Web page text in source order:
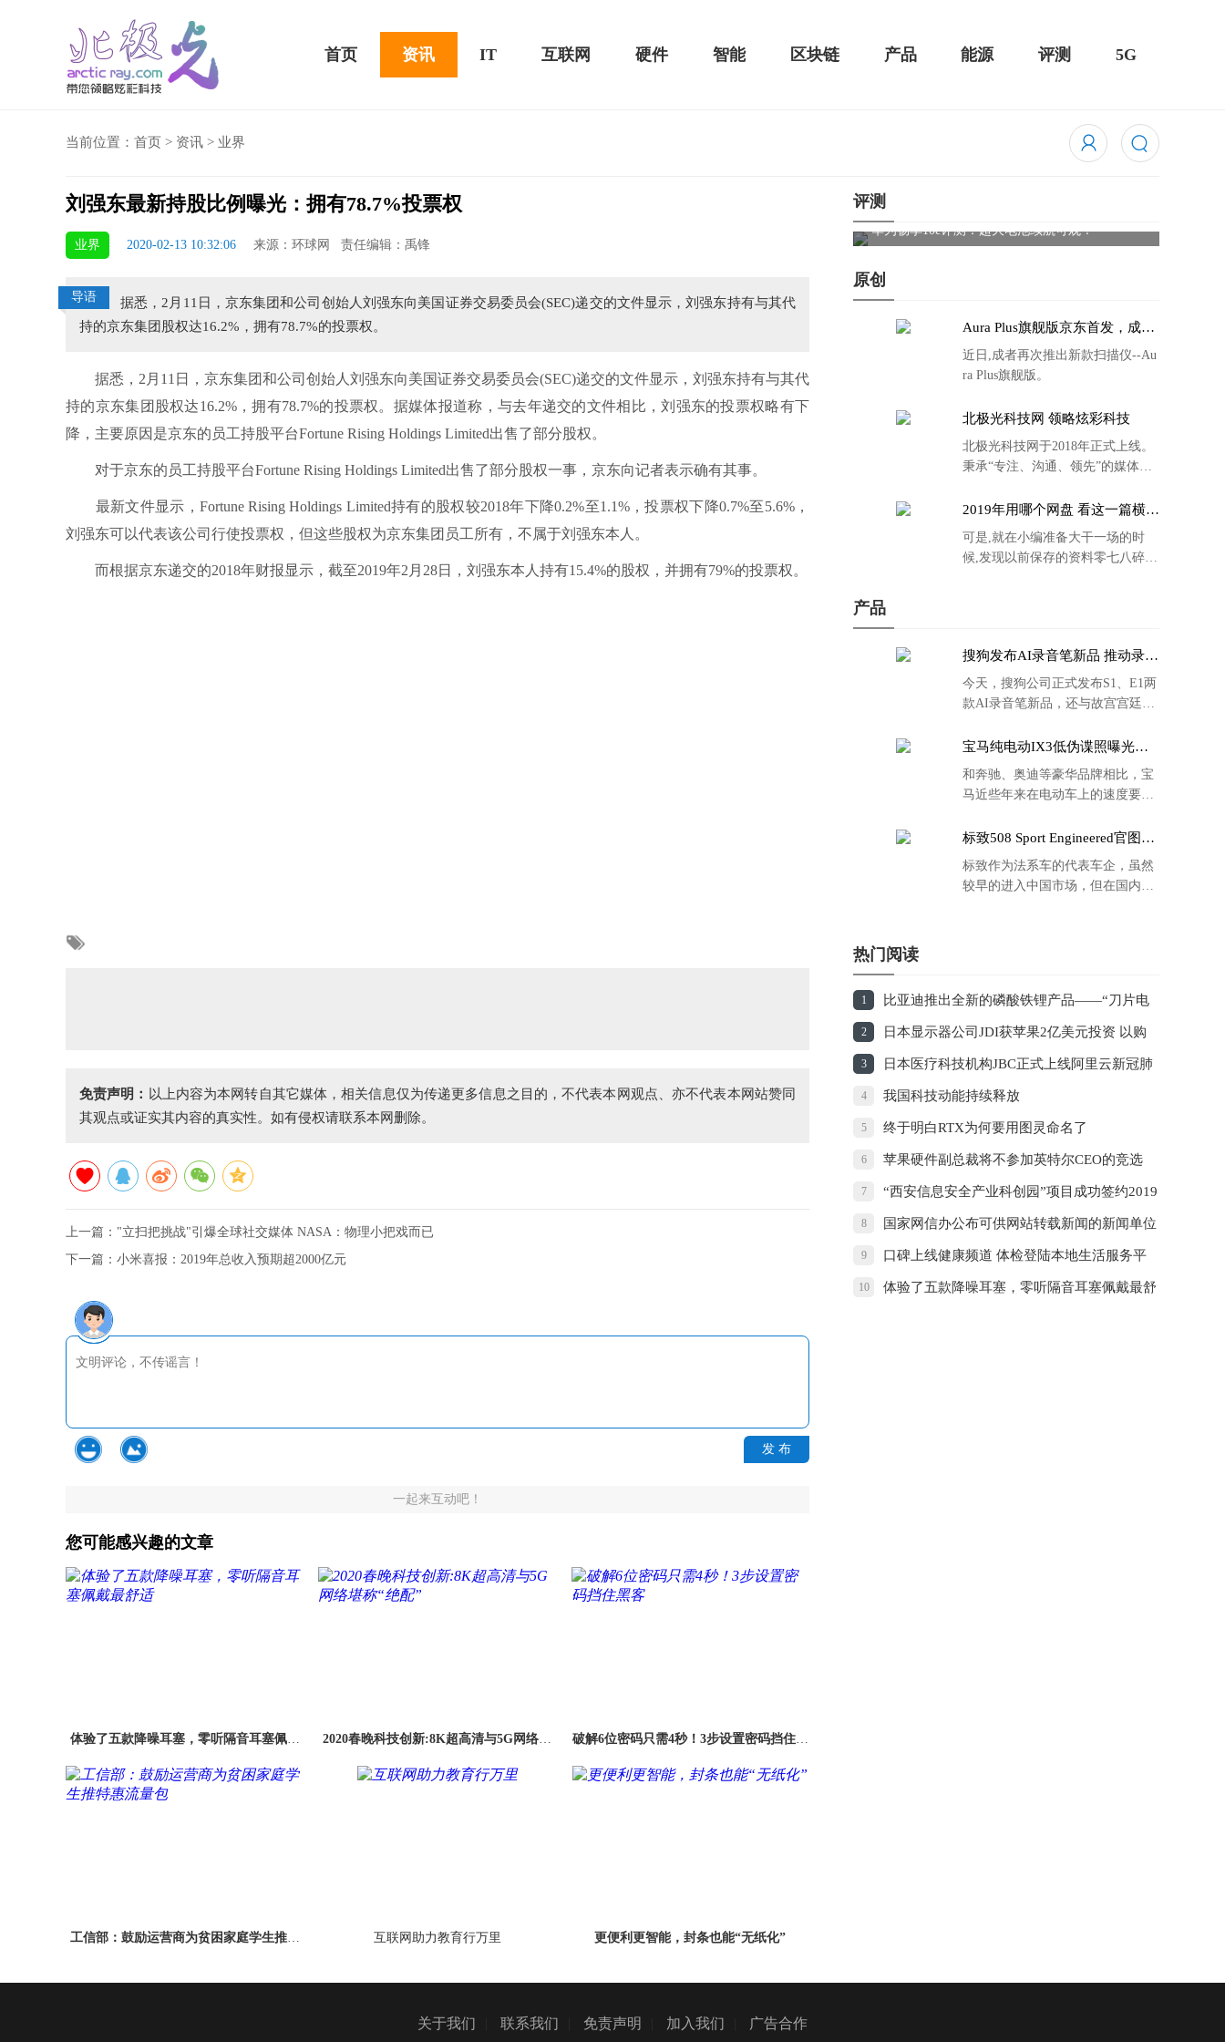
首页 资讯 IT 互联网 硬件 智能 区块链 产品 能源 评测 5G
当前位置： 首页 > 资讯 > 业界
刘强东最新持股比例曝光：拥有78.7%投票权
业界 2020-02-13 10:32:06 来源：环球网 责任编辑：禹锋
导语
据悉，2月11日，京东集团和公司创始人刘强东向美国证券交易委员会(SEC)递交的文件显示，刘强东持有与其代
持的京东集团股权达16.2%，拥有78.7%的投票权。
据悉，2月11日，京东集团和公司创始人刘强东向美国证券交易委员会(SEC)递交的文件显示，刘强东持有与其代
持的京东集团股权达16.2%，拥有78.7%的投票权。据媒体报道称，与去年递交的文件相比，刘强东的投票权略有下
降，主要原因是京东的员工持股平台Fortune Rising Holdings Limited出售了部分股权。
对于京东的员工持股平台Fortune Rising Holdings Limited出售了部分股权一事，京东向记者表示确有其事。
最新文件显示，Fortune Rising Holdings Limited持有的股权较2018年下降0.2%至1.1%，投票权下降0.7%至5.6%，
刘强东可以代表该公司行使投票权，但这些股权为京东集团员工所有，不属于刘强东本人。
而根据京东递交的2018年财报显示，截至2019年2月28日，刘强东本人持有15.4%的股权，并拥有79%的投票权。
免责声明： 以上内容为本网转自其它媒体，相关信息仅为传递更多信息之目的，不代表本网观点、亦不代表本网站赞同
其观点或证实其内容的真实性。如有侵权请联系本网删除。
上一篇： "立扫把挑战"引爆全球社交媒体 NASA：物理小把戏而已
下一篇： 小米喜报：2019年总收入预期超2000亿元
发 布
一起来互动吧！
您可能感兴趣的文章
体验了五款降噪耳塞，零听隔音耳塞佩戴
2020春晚科技创新:8K超高清与5G网络堪
破解6位密码只需4秒！3步设置密码挡住黑
工信部：鼓励运营商为贫困家庭学生推特
互联网助力教育行万里 更便利更智能，封条也能“无纸化”
评测
华为畅享10e评测：超大电池续航可观！
原创
Aura Plus旗舰版京东首发，成者
近日,成者再次推出新款扫描仪--Au
ra Plus旗舰版。
北极光科技网 领略炫彩科技
北极光科技网于2018年正式上线。
秉承“专注、沟通、领先”的媒体理
2019年用哪个网盘 看这一篇横评
可是,就在小编准备大干一场的时
候,发现以前保存的资料零七八碎,
产品
搜狗发布AI录音笔新品 推动录音
今天，搜狗公司正式发布S1、E1两
款AI录音笔新品，还与故宫宫廷文
的故宫宫廷联名款。
宝马纯电动IX3低伪谍照曝光：
和奔驰、奥迪等豪华品牌相比，宝
马近些年来在电动车上的速度要慢
标致508 Sport Engineered官图发
标致作为法系车的代表车企，虽然
较早的进入中国市场，但在国内的
热门阅读
1 比亚迪推出全新的磷酸铁锂产品——“刀片电
池”
2 日本显示器公司JDI获苹果2亿美元投资 以购
买屏幕方式支付
3 日本医疗科技机构JBC正式上线阿里云新冠肺
炎AI诊断技术
4 我国科技动能持续释放
5 终于明白RTX为何要用图灵命名了
6 苹果硬件副总裁将不参加英特尔CEO的竞选
7 “西安信息安全产业科创园”项目成功签约2019
西安市长安区投资环境推介会
8 国家网信办公布可供网站转载新闻的新闻单位
名单
9 口碑上线健康频道 体检登陆本地生活服务平
台
10 体验了五款降噪耳塞，零听隔音耳塞佩戴最舒
关于我们 联系我们 免责声明 加入我们 广告合作